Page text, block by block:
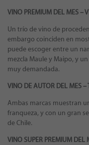
VINO PREMIUM DEL MES –
Un trío de vino de
embargo coinciden en
puede escoger entre un
mezcla Maule y Maipo, y
muy demandada.
VINO DE AUTOR DEL MES –
Ambas marcas muestran
franqueza, y con un gran
de Chile.
VINO SUPER PREMIUM DEL